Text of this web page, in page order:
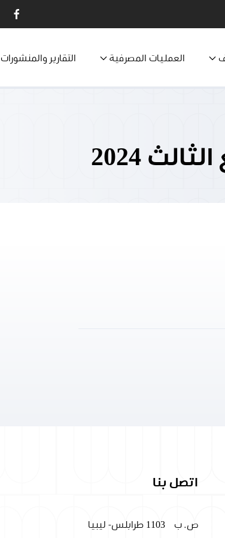
العمليات المصرفية التقارير والمنشورات
2024
اتصل بنا
ص. ب 1103 طرابلس- ليبيا